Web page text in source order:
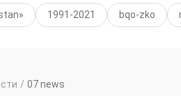
1991-2021 bqo-zko
/ 07 news